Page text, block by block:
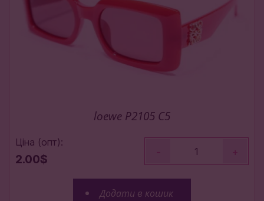
loewe P2105 C5
Ціна (опт):
2.00$
- +
Додати в кошик